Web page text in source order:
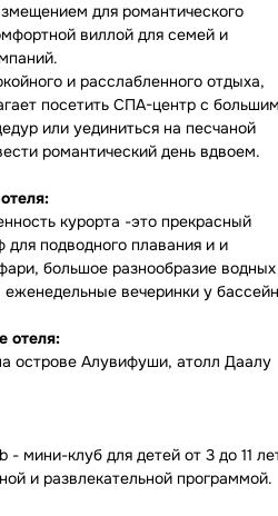
для романтического
виллой для семей и
и расслабленного отдыха,
посетить СПА-центр с большим
или уединиться на песчаной
романтический день вдвоем.
курорта -это прекрасный
подводного плавания и и
большое разнообразие водных
еженедельные вечеринки у
отеля:
острове Алувифуши, атолл Даалу
- мини-клуб для детей от 3 до 11
и развлекательной программой.